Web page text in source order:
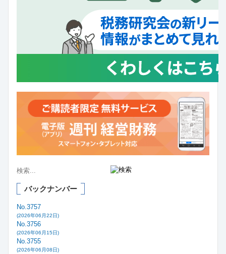
バックナンバー
No.3757
(2026年06月22日)
No.3756
(2026年06月15日)
No.3755
(2026年06月08日)